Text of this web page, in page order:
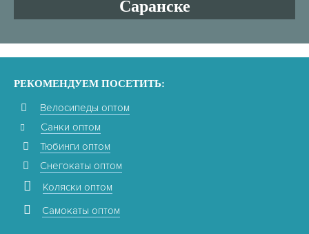
Саранске
РЕКОМЕНДУЕМ ПОСЕТИТЬ:
Велосипеды оптом
Санки оптом
Тюбинги оптом
Снегокаты оптом
Коляски оптом
Самокаты оптом